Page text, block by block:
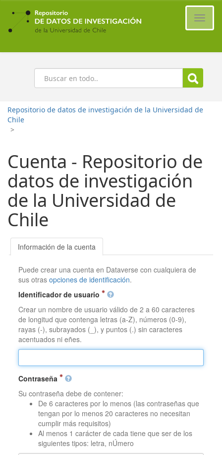
Ir
contenido
principal
Buscar
Repositorio de datos de investigación de la Universidad de
Chile
>
Cuenta - Repositorio de
datos de investigación
de la Universidad de
Chile
Información de la cuenta
Puede crear una cuenta en Dataverse con cualquiera de
sus otrasopciones de identificación.
Identificador de usuario
Crear un nombre de usuario válido de 2 a 60 caracteres
de longitud que contenga letras (a-Z), números (0-9),
rayas (-), subrayados (_), y puntos (.) sin caracteres
acentuados ni eñes.
Contraseña
Su contraseña debe de contener:
De 6 caracteres por lo menos (las contraseñas que
tengan por lo menos 20 caracteres no necesitan
cumplir más requisitos)
Al menos 1 carácter de cada tiene que ser de los
siguientes tipos: letra, nÚmero